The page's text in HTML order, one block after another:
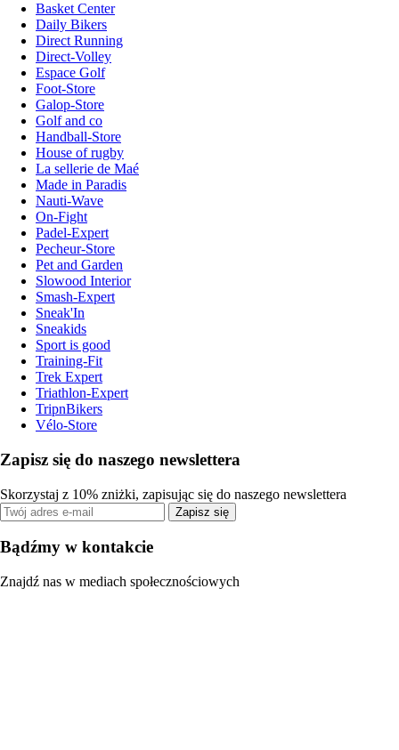
Basket Center
Daily Bikers
Direct Running
Direct-Volley
Espace Golf
Foot-Store
Galop-Store
Golf and co
Handball-Store
House of rugby
La sellerie de Maé
Made in Paradis
Nauti-Wave
On-Fight
Padel-Expert
Pecheur-Store
Pet and Garden
Slowood Interior
Smash-Expert
Sneak'In
Sneakids
Sport is good
Training-Fit
Trek Expert
Triathlon-Expert
TripnBikers
Vélo-Store
Zapisz się do naszego newslettera
Skorzystaj z 10% zniżki, zapisując się do naszego newslettera
Zapisz się
Bądźmy w kontakcie
Znajdź nas w mediach społecznościowych